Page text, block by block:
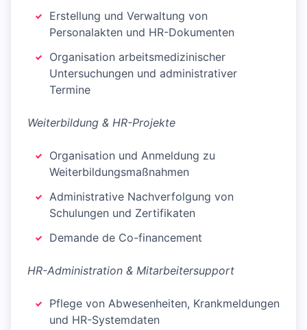
Erstellung und Verwaltung von
Personalakten und HR-Dokumenten
Organisation arbeitsmedizinischer
Untersuchungen und administrativer
Termine
Weiterbildung & HR-Projekte
Organisation und Anmeldung zu
Weiterbildungsmaßnahmen
Administrative Nachverfolgung von
Schulungen und Zertifikaten
Demande de Co-financement
HR-Administration & Mitarbeitersupport
Pflege von Abwesenheiten, Krankmeldungen
und HR-Systemdaten